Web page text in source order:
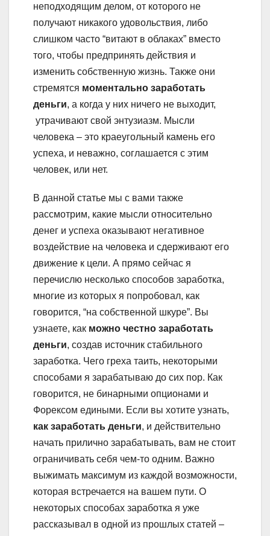
неподходящим делом, от которого не
получают никакого удовольствия, либо
слишком часто “витают в облаках” вместо
того, чтобы предпринять действия и
изменить собственную жизнь. Также они
стремятся моментально заработать
деньги, а когда у них ничего не выходит,
утрачивают свой энтузиазм. Мысли
человека – это краеугольный камень его
успеха, и неважно, соглашается с этим
человек, или нет.
В данной статье мы с вами также
рассмотрим, какие мысли относительно
денег и успеха оказывают негативное
воздействие на человека и сдерживают его
движение к цели. А прямо сейчас я
перечислю несколько способов заработка,
многие из которых я попробовал, как
говорится, “на собственной шкуре”. Вы
узнаете, как можно честно заработать
деньги, создав источник стабильного
заработка. Чего греха таить, некоторыми
способами я зарабатываю до сих пор. Как
говорится, не бинарными опционами и
Форексом едиными. Если вы хотите узнать,
как заработать деньги, и действительно
начать прилично зарабатывать, вам не стоит
ограничивать себя чем-то одним. Важно
выжимать максимум из каждой возможности,
которая встречается на вашем пути. О
некоторых способах заработка я уже
рассказывал в одной из прошлых статей –